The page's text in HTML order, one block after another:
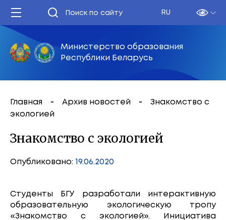
RU
Министерство образования
Республики Беларусь
Главная Архив новостей
Знакомство с
экологией
Знакомство с экологией
Опубликовано: 19.06.2020
Студенты БГУ разработали интерактивную
образовательную экологическую тропу
«Знакомство с экологией». Инициатива